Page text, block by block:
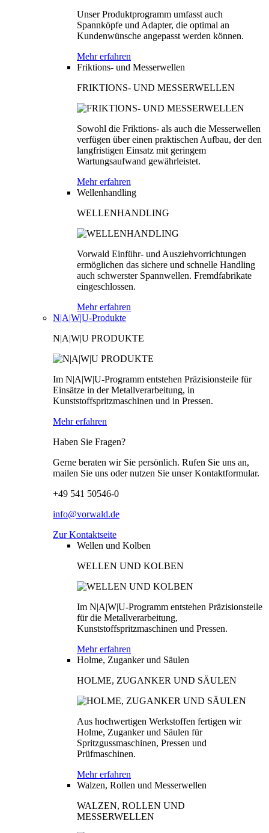
Unser Produktprogramm umfasst auch
Spannköpfe und Adapter, die optimal an
Kundenwünsche angepasst werden können.
Mehr erfahren
Friktions- und Messerwellen
FRIKTIONS- UND MESSERWELLEN
Sowohl die Friktions- als auch die Messerwellen
verfügen über einen praktischen Aufbau, der den
langfristigen Einsatz mit geringem
Wartungsaufwand gewährleistet.
Mehr erfahren
Wellenhandling
WELLENHANDLING
Vorwald Einführ- und Ausziehvorrichtungen
ermöglichen das sichere und schnelle Handling
auch schwerster Spannwellen. Fremdfabrikate
eingeschlossen.
Mehr erfahren
N|A|W|U-Produkte
N|A|W|U PRODUKTE
Im N|A|W|U-Programm entstehen Präzisionsteile für
Einsätze in der Metallverarbeitung, in
Kunststoffspritzmaschinen und in Pressen.
Mehr erfahren
Haben Sie Fragen?
Gerne beraten wir Sie persönlich. Rufen Sie uns an,
mailen Sie uns oder nutzen Sie unser Kontaktformular.
+49 541 50546-0
info@vorwald.de
Zur Kontaktseite
Wellen und Kolben
WELLEN UND KOLBEN
Im N|A|W|U-Programm entstehen Präzisionsteile
für die Metallverarbeitung,
Kunststoffspritzmaschinen und Pressen.
Mehr erfahren
Holme, Zuganker und Säulen
HOLME, ZUGANKER UND SÄULEN
Aus hochwertigen Werkstoffen fertigen wir
Holme, Zuganker und Säulen für
Spritzgussmaschinen, Pressen und
Prüfmaschinen.
Mehr erfahren
Walzen, Rollen und Messerwellen
WALZEN, ROLLEN UND
MESSERWELLEN